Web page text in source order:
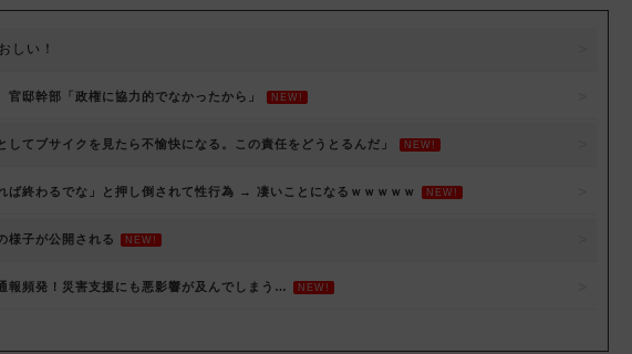
しい！
官邸幹部「政権に協力的でなかったから」 NEW!
してブサイクを見たら不愉快になる。この責任をどうとるんだ」 NEW!
ば終わるでな」と押し倒されて性行為 → 凄いことになるｗｗｗｗｗ NEW!
様子が公開される NEW!
頻発！災害支援にも悪影響が及んでしまう… NEW!